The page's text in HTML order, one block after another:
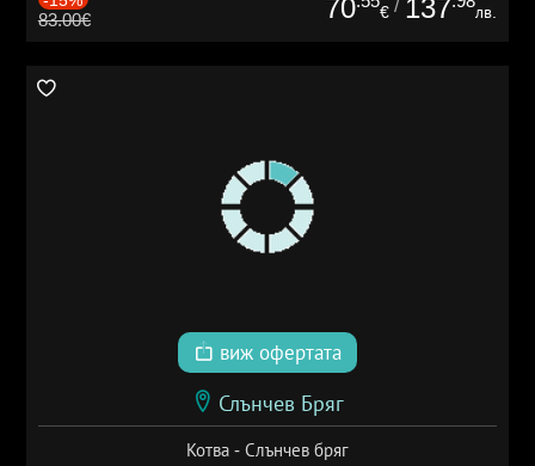
83.00€ 70 € / 137 лв.
виж офертата
Слънчев Бряг
Котва - Слънчев бряг